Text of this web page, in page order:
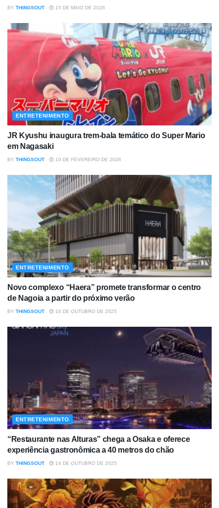
BY THINGSOUT 15 DE MAIO DE 2026
ENTRETENIMENTO
JR Kyushu inaugura trem-bala temático do Super Mario
em Nagasaki
BY THINGSOUT 10 DE FEVEREIRO DE 2026
ENTRETENIMENTO
Novo complexo “Haera” promete transformar o centro
de Nagoia a partir do próximo verão
BY THINGSOUT 16 DE OUTUBRO DE 2025
ENTRETENIMENTO
“Restaurante nas Alturas” chega a Osaka e oferece
experiência gastronômica a 40 metros do chão
BY THINGSOUT 14 DE OUTUBRO DE 2025